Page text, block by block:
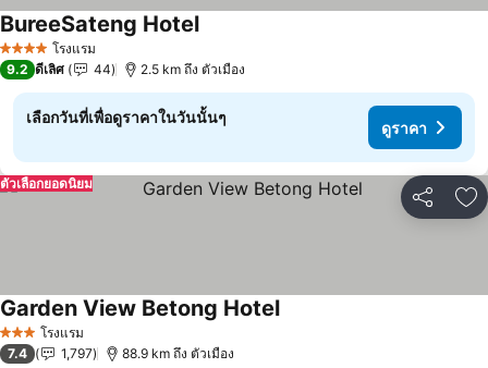
4 ดาว โรงแรม
BureeSateng Hotelดูราคา
9.2 ดีเลิศ 44 2.5 km ถึง ตัวเมือง
เลือกวันที่เพื่อดูราคาในวันนั้นๆ
ดูราคา
แชร์ เ
ตัวเลือกยอดนิยม
3 ดาว โรงแรม
Garden View Betong Hotelดูราคา
7.4 1,797 88.9 km ถึง ตัวเมือง